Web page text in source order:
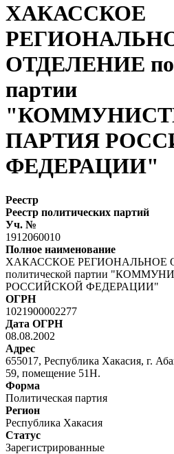
ХАКАССКОЕ
ОТДЕЛЕНИЕ
партии
ПАРТИЯ
ФЕДЕРАЦИИ"
Реестр
Реестр политических партий
Уч. №
1912060010
Полное наименование
ХАКАССКОЕ РЕГИОНАЛЬНОЕ
политической партии
РОССИЙСКОЙ ФЕДЕРАЦИИ"
ОГРН
1021900002277
Дата ОГРН
08.08.2002
Адрес
655017, Республика Хакасия, г.
59, помещение 51Н.
Форма
Политическая партия
Регион
Республика Хакасия
Статус
Зарегистрированные